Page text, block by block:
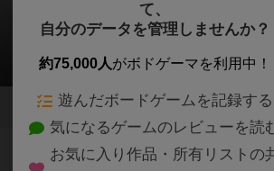
ジェスチャーゲーム
0件の掲示板
7 1 3
ログインするとジェスチャーゲームに関する掲示板
込みが出来るようになります。ルールの疑問やエラ
て、
自分のデータを管理しませんか？
約75,000人がボドゲーマを利用中！
遊んだボードゲームを記録する
気になるゲームのレビューを読
お気に入り作品・所有リストの